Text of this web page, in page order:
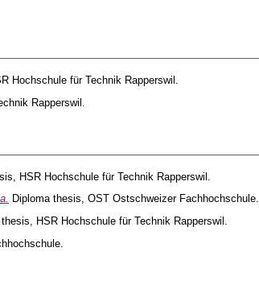
Hochschule für Technik Rapperswil.
Rapperswil.
HSR Hochschule für Technik Rapperswil.
Diploma thesis, OST Ostschweizer Fachhochschule.
HSR Hochschule für Technik Rapperswil.